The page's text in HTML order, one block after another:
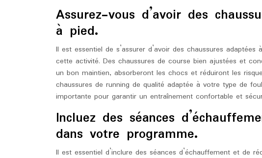
Assurez-vous d’avoir des
à pied.
Il est essentiel de s’assurer d’avoir des chaussures
cette activité. Des chaussures de course bien ajustées et
un bon maintien, absorberont les chocs et réduiront les
chaussures de running de qualité adaptée à votre type de
importante pour garantir un entraînement confortable et
Incluez des séances
dans votre programme.
Il est essentiel d’inclure des séances d’échauffement et de